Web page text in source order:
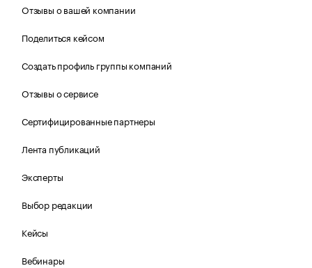
Отзывы о вашей компании
Поделиться кейсом
Создать профиль группы компаний
Отзывы о сервисе
Сертифицированные партнеры
Лента публикаций
Эксперты
Выбор редакции
Кейсы
Вебинары